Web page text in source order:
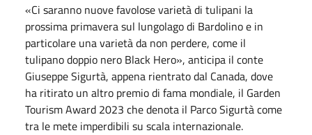
«Ci saranno nuove favolose varietà di tulipani la
prossima primavera sul lungolago di Bardolino e in
particolare una varietà da non perdere, come il
tulipano doppio nero Black Hero», anticipa il conte
Giuseppe Sigurtà, appena rientrato dal Canada, dove
ha ritirato un altro premio di fama mondiale, il Garden
Tourism Award 2023 che denota il Parco Sigurtà come
tra le mete imperdibili su scala internazionale.